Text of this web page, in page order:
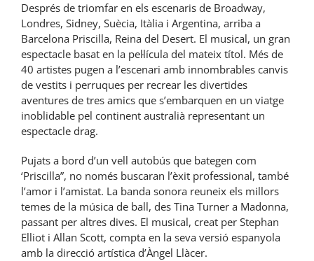
Després de triomfar en els escenaris de Broadway,
Londres, Sidney, Suècia, Itàlia i Argentina, arriba a
Barcelona Priscilla, Reina del Desert. El musical, un gran
espectacle basat en la pel·lícula del mateix títol. Més de
40 artistes pugen a l’escenari amb innombrables canvis
de vestits i perruques per recrear les divertides
aventures de tres amics que s’embarquen en un viatge
inoblidable pel continent australià representant un
espectacle drag.
Pujats a bord d’un vell autobús que bategen com
‘Priscilla”, no només buscaran l’èxit professional, també
l’amor i l’amistat. La banda sonora reuneix els millors
temes de la música de ball, des Tina Turner a Madonna,
passant per altres dives. El musical, creat per Stephan
Elliot i Allan Scott, compta en la seva versió espanyola
amb la direcció artística d’Àngel Llàcer.